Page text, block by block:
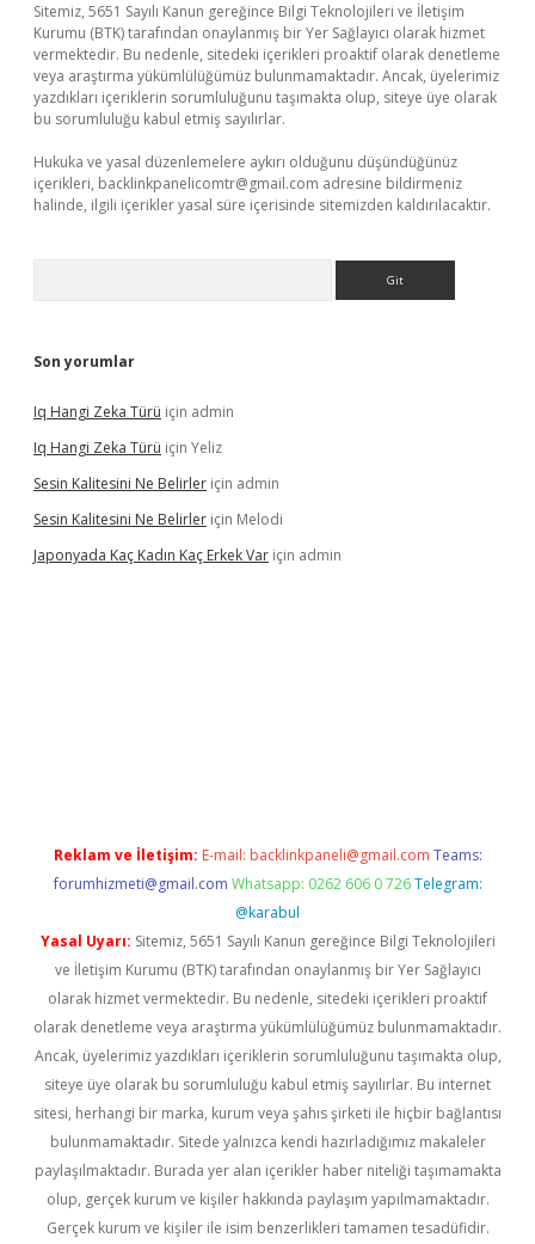
Sitemiz, 5651 Sayılı Kanun gereğince Bilgi Teknolojileri ve İletişim
Kurumu (BTK) tarafından onaylanmış bir Yer Sağlayıcı olarak hizmet
vermektedir. Bu nedenle, sitedeki içerikleri proaktif olarak denetleme
veya araştırma yükümlülüğümüz bulunmamaktadır. Ancak, üyelerimiz
yazdıkları içeriklerin sorumluluğunu taşımakta olup, siteye üye olarak
bu sorumluluğu kabul etmiş sayılırlar.
Hukuka ve yasal düzenlemelere aykırı olduğunu düşündüğünüz
içerikleri, backlinkpanelicomtr@gmail.com adresine bildirmeniz
halinde, ilgili içerikler yasal süre içerisinde sitemizden kaldırılacaktır.
Son yorumlar
Iq Hangi Zeka Türü için admin
Iq Hangi Zeka Türü için Yeliz
Sesin Kalitesini Ne Belirler için admin
Sesin Kalitesini Ne Belirler için Melodi
Japonyada Kaç Kadın Kaç Erkek Var için admin
Reklam ve İletişim: E-mail: backlinkpaneli@gmail.com Teams:
forumhizmeti@gmail.com Whatsapp: 0262 606 0 726 Telegram:
@karabul
Yasal Uyarı: Sitemiz, 5651 Sayılı Kanun gereğince Bilgi Teknolojileri
ve İletişim Kurumu (BTK) tarafından onaylanmış bir Yer Sağlayıcı
olarak hizmet vermektedir. Bu nedenle, sitedeki içerikleri proaktif
olarak denetleme veya araştırma yükümlülüğümüz bulunmamaktadır.
Ancak, üyelerimiz yazdıkları içeriklerin sorumluluğunu taşımakta olup,
siteye üye olarak bu sorumluluğu kabul etmiş sayılırlar. Bu internet
sitesi, herhangi bir marka, kurum veya şahıs şirketi ile hiçbir bağlantısı
bulunmamaktadır. Sitede yalnızca kendi hazırladığımız makaleler
paylaşılmaktadır. Burada yer alan içerikler haber niteliği taşımamakta
olup, gerçek kurum ve kişiler hakkında paylaşım yapılmamaktadır.
Gerçek kurum ve kişiler ile isim benzerlikleri tamamen tesadüfidir.